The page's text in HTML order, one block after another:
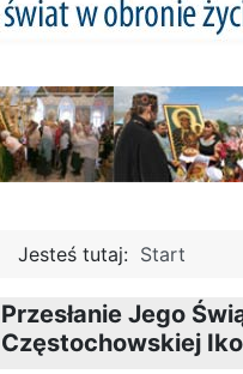
Jesteś tutaj: Start
Przesłanie Jego
Częstochowskiej